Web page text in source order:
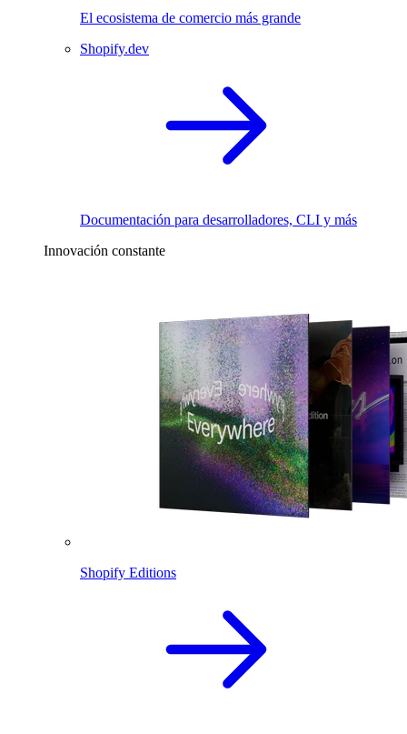
El ecosistema de comercio más grande
Shopify.dev
Documentación para desarrolladores, CLI y más
Innovación constante
Shopify Editions